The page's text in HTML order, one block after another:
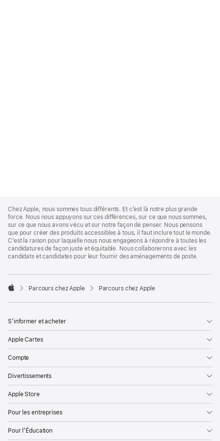
Footer
Chez Apple, nous sommes tous différents. Et c’est là notre plus grande
force. Nous nous appuyons sur ces différences, sur ce que nous sommes,
sur ce que nous avons vécu et sur notre façon de penser. Nous pensons
que pour créer des produits accessibles à tous, il faut inclure tout le monde.
C’est la raison pour laquelle nous nous engageons à répondre à toutes les
candidatures de façon juste et équitable. Nous collaborerons avec les
candidats et candidates pour leur fournir des aménagements de poste.

Parcours chez Apple Parcours chez Apple
S’informer et acheter
Apple Cartes
Compte
Divertissements
Apple Store
Pour les entreprises
Pour l’Éducation